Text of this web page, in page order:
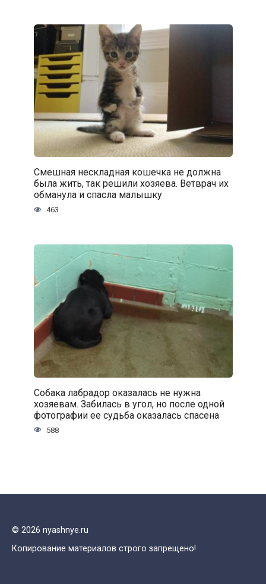
Смешная нескладная кошечка не должна
была жить, так решили хозяева. Ветврач их
обманула и спасла малышку
463
Собака лабрадор оказалась не нужна
хозяевам. Забилась в угол, но после одной
фотографии ее судьба оказалась спасена
588
© 2026 nyashnye.ru
Копирование материалов строго запрещено!